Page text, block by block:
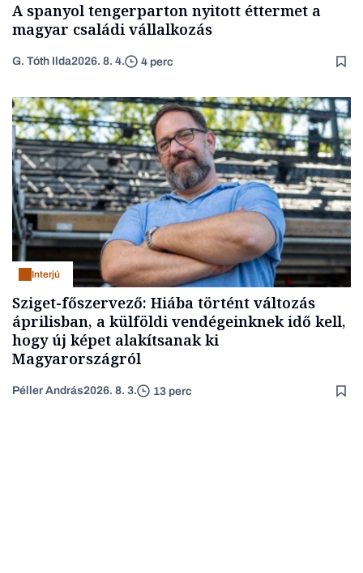
A spanyol tengerparton nyitott éttermet a
magyar családi vállalkozás
G. Tóth Ilda2026. 8. 4. 4 perc
Interjú
Sziget-főszervező: Hiába történt változás
áprilisban, a külföldi vendégeinknek idő kell,
hogy új képet alakítsanak ki
Magyarországról
Péller András2026. 8. 3. 13 perc